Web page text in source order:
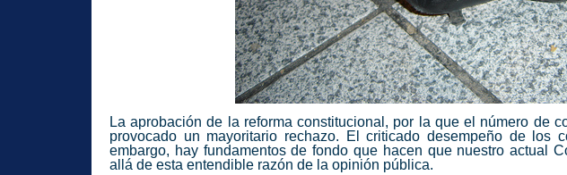
La aprobación de la reforma constitucional, por la que el número de
provocado un mayoritario rechazo. El criticado desempeño de los
embargo, hay fundamentos de fondo que hacen que nuestro actual
allá de esta entendible razón de la opinión pública.